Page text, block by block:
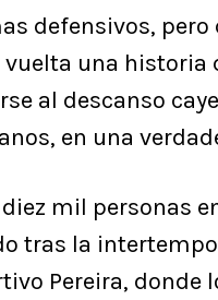
defensivos,
vuelta una historia
al descanso
en una
mil personas
tras la
Pereira, donde